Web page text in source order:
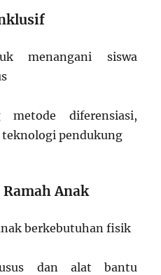
menangani siswa
metode diferensiasi,
pendukung
Anak
berkebutuhan fisik
dan alat bantu